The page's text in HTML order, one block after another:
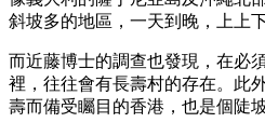
斜坡多的地區，一天到晚，上上
而近藤博士的調查也發現，在必
裡，往往會有長壽村的存在。此
壽而備受矚目的香港，也是個陡